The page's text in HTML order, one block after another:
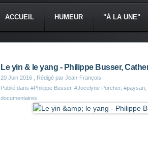
ACCUEIL HUMEUR "À LA UNE"
Le yin & le yang - Philippe Busser,
20 Juin 2016 , Rédigé par Jean-François
Publié dans #Philippe Busser, #Jocelyne Porcher, #paysan
documentaires